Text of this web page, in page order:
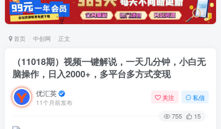
首页 中创网 正文
（11018期）视频一键解说，一天几分钟，小白无
脑操作，日入2000+，多平台多方式变现
优汇英
11个月前发布
关注 私信
755 15